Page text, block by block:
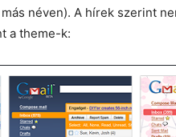
más néven). A hírek szerint
a theme-k: